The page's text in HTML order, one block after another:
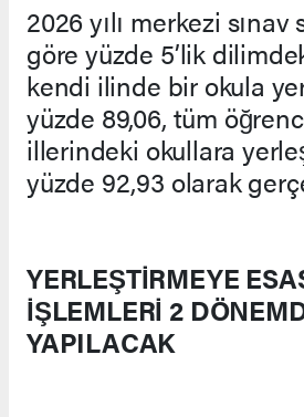
2026 yılı merkezi sınav
göre yüzde 5’lik
kendi ilinde bir okula
yüzde 89,06, tüm
illerindeki okullara
yüzde 92,93 olarak
YERLEŞTİRMEYE
İŞLEMLERİ 2
YAPILACAK